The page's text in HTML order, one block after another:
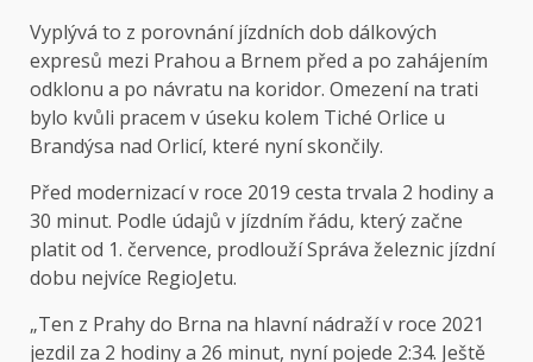
Vyplývá to z porovnání jízdních dob dálkových
expresů mezi Prahou a Brnem před a po zahájením
odklonu a po návratu na koridor. Omezení na trati
bylo kvůli pracem v úseku kolem Tiché Orlice u
Brandýsa nad Orlicí, které nyní skončily.
Před modernizací v roce 2019 cesta trvala 2 hodiny a
30 minut. Podle údajů v jízdním řádu, který začne
platit od 1. července, prodlouží Správa železnic jízdní
dobu nejvíce RegioJetu.
„Ten z Prahy do Brna na hlavní nádraží v roce 2021
jezdil za 2 hodiny a 26 minut, nyní pojede 2:34. Ještě